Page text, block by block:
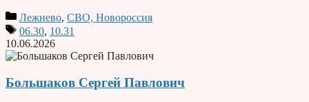
Лежнево, СВО, Новороссия
06.30, 10.31
10.06.2026
Большаков Сергей Павлович